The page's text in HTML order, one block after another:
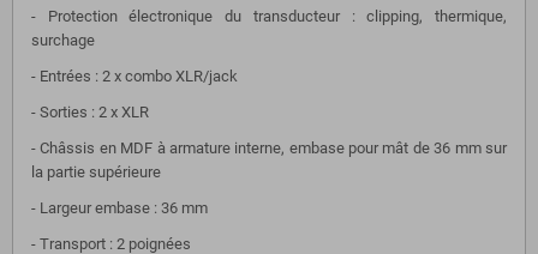
- Protection électronique du transducteur : clipping, thermique,
surchage
- Entrées : 2 x combo XLR/jack
- Sorties : 2 x XLR
- Châssis en MDF à armature interne, embase pour mât de 36 mm sur
la partie supérieure
- Largeur embase : 36 mm
- Transport : 2 poignées